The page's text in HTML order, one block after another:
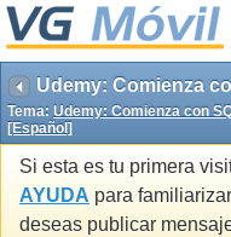
Tema: Udemy: Comienza con
[Español]
Si esta es tu primera
AYUDA para
deseas publicar